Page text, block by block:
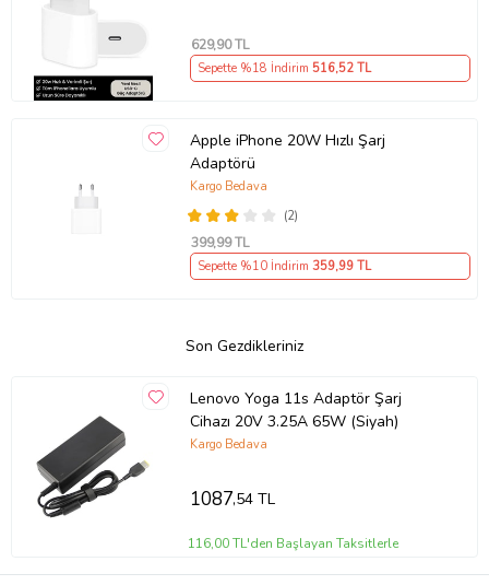
629,90 TL
Sepette %18 İndirim 516,52 TL
Apple iPhone 20W Hızlı Şarj
Adaptörü
(2)
Kargo Bedava
399,99 TL
Sepette %10 İndirim 359,99 TL
Son Gezdikleriniz
Lenovo Yoga 11s Adaptör Şarj
Cihazı 20V 3.25A 65W (Siyah)
Kargo Bedava
1087,54 TL
116,00 TL'den Başlayan Taksitlerle